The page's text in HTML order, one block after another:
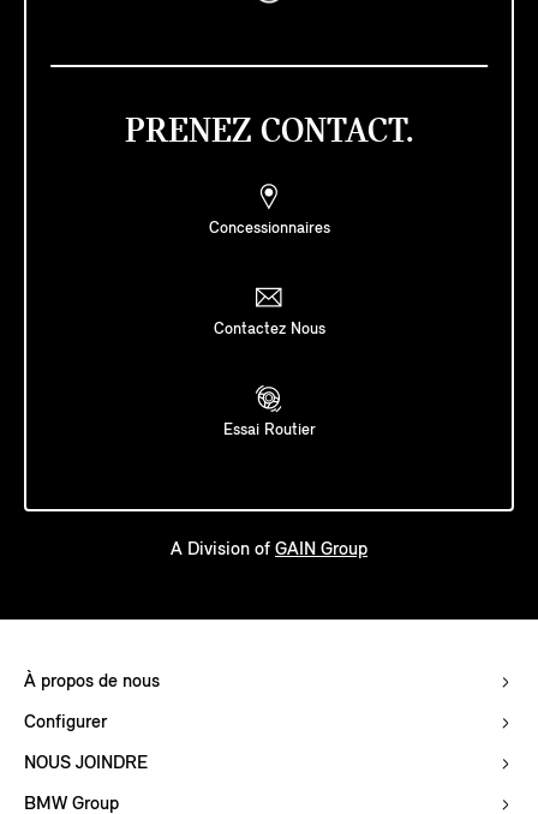
PRENEZ CONTACT.
Concessionnaires
Contactez Nous
Essai Routier
A Division of GAIN Group
À propos de nous
Configurer
NOUS JOINDRE
BMW Group